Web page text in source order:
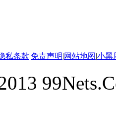
私条款|免责声明|网站地图|小黑